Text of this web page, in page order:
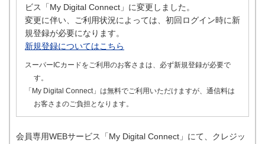
ビス「My Digital Connect」に変更しました。
変更に伴い、ご利用状況によっては、初回ログイン時に新
規登録が必要になります。
新規登録についてはこちら
スーパーICカードをご利用のお客さまは、必ず新規登録が必要で
す。
「My Digital Connect」は無料でご利用いただけますが、通信料は
お客さまのご負担となります。
会員専用WEBサービス「My Digital Connect」にて、クレジッ